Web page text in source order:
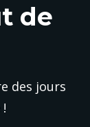
de
des jours